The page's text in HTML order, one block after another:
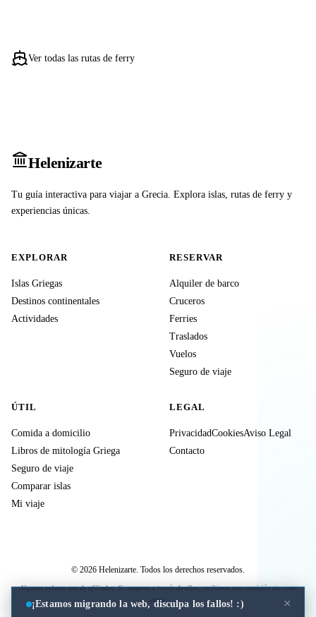
Ver todas las rutas de ferry
¡Estamos migrando la web, disculpa los fallos! :) ×
Helenizarte
Tu guía interactiva para viajar a Grecia. Explora islas, rutas de ferry y
experiencias únicas.
EXPLORAR
Islas Griegas
Destinos continentales
Actividades
RESERVAR
Alquiler de barco
Cruceros
Ferries
Traslados
Vuelos
Seguro de viaje
ÚTIL
Comida a domicilio
Libros de mitología Griega
Seguro de viaje
Comparar islas
Mi viaje
LEGAL
PrivacidadCookiesAviso Legal
Contacto
© 2026 Helenizarte. Todos los derechos reservados.
Algunos enlaces son de afiliados. Si compras a través de ellos, recibimos una comisión sin coste
extra.